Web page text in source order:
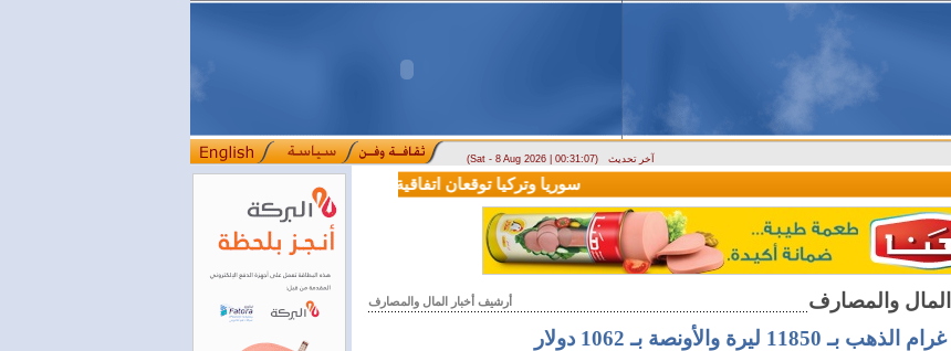
(Sat - 8 Aug 2026 | 00:31:07) آخر تحديث
سوريا وتركيا توقعان اتفاقية تعاون في مجالي التعليم العالي والبحث العلمي
أرشيف أخبار المال والمصارف
غرام الذهب بـ 11850 ليرة والأونصة بـ 1062 دولار